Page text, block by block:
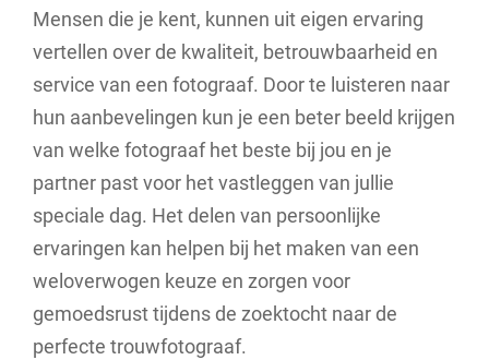
Mensen die je kent, kunnen uit eigen ervaring
vertellen over de kwaliteit, betrouwbaarheid en
service van een fotograaf. Door te luisteren naar
hun aanbevelingen kun je een beter beeld krijgen
van welke fotograaf het beste bij jou en je
partner past voor het vastleggen van jullie
speciale dag. Het delen van persoonlijke
ervaringen kan helpen bij het maken van een
weloverwogen keuze en zorgen voor
gemoedsrust tijdens de zoektocht naar de
perfecte trouwfotograaf.